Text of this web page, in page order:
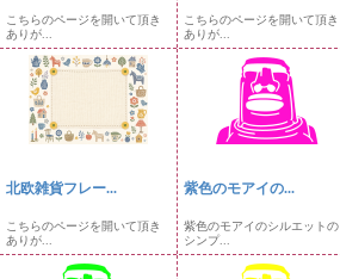
こちらのページを開いて頂き
ありが...
こちらのページを開いて頂き
ありが...
北欧雑貨フレー...
こちらのページを開いて頂き
ありが...
紫色のモアイの...
紫色のモアイのシルエットの
シンプ...